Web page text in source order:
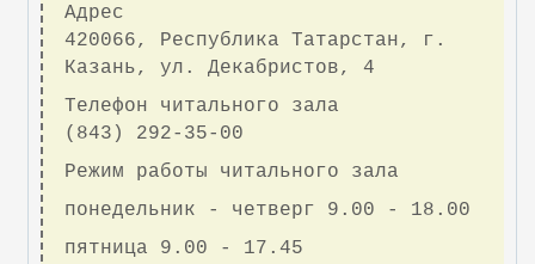
с
ы
д
я
Адрес
420066, Республика Татарстан, г.
Казань, ул. Декабристов, 4
Телефон читального зала
(843) 292-35-00
Режим работы читального зала
понедельник - четверг 9.00 - 18.00
пятница 9.00 - 17.45